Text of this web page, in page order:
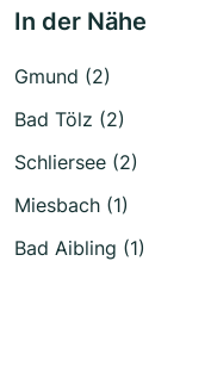
In der Nähe
Gmund (2)
Bad Tölz (2)
Schliersee (2)
Miesbach (1)
Bad Aibling (1)